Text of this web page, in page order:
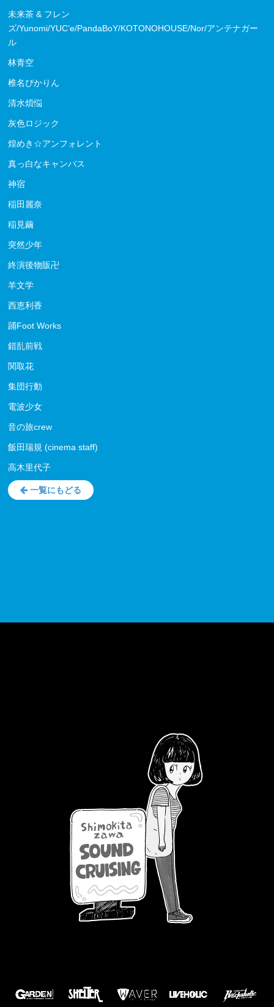
未来茶 & フレン
ズ/Yunomi/YUC’e/PandaBoY/KOTONOHOUSE/Nor/アンテナガー
ル
林青空
椎名ぴかりん
清水煩悩
灰色ロジック
煌めき☆アンフォレント
真っ白なキャンバス
神宿
稲田麗奈
稲見繭
突然少年
終演後物販卍
羊文学
西恵利香
踊Foot Works
錯乱前戦
関取花
集団行動
電波少女
音の旅crew
飯田瑞規 (cinema staff)
高木里代子
一覧にもどる